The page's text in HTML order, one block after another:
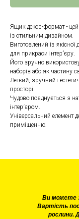
Ящик декор-формат -
із стильним дизайном.
Виготовлений із якісної
для прикраси інтер’єру.
Його зручно
наборів або як частину
Легкий, зручний і
просторі.
Чудово поєднується з
інтер’єром.
Універсальний елемент
приміщенню.
Ви можете
Вартість
рослини.